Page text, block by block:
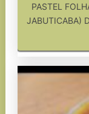
PASTEL
JABUTICABA)